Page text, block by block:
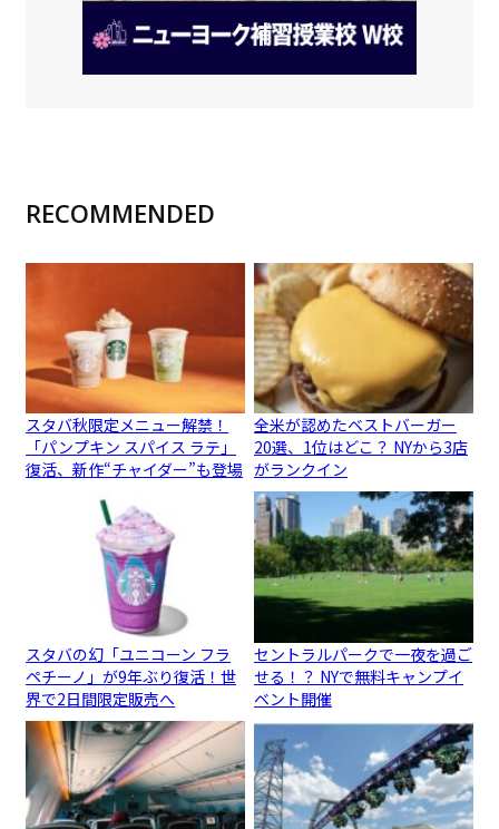
RECOMMENDED
スタバ秋限定メニュー解禁！
「パンプキン スパイス ラテ」
復活、新作“チャイダー”も登場
全米が認めたベストバーガー
20選、1位はどこ？ NYから3店
がランクイン
スタバの幻「ユニコーン フラ
ペチーノ」が9年ぶり復活！世
界で2日間限定販売へ
セントラルパークで一夜を過ご
せる！？ NYで無料キャンプイ
ベント開催